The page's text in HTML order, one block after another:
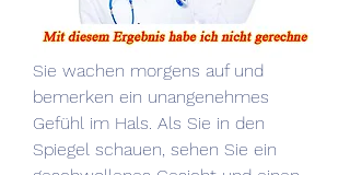
Sie wachen morgens auf und
bemerken ein unangenehmes
Gefühl im Hals. Als Sie in den
Spiegel schauen, sehen Sie ein